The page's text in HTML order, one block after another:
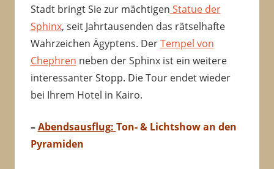
Stadt bringt Sie zur mächtigen Statue der
Sphinx, seit Jahrtausenden das rätselhafte
Wahrzeichen Ägyptens. DerTempel von
Chephren neben der Sphinx ist ein weitere
interessanter Stopp. Die Tour endet wieder
bei Ihrem Hotel in Kairo.
–Abendsausflug: Ton- & Lichtshow an den
Pyramiden